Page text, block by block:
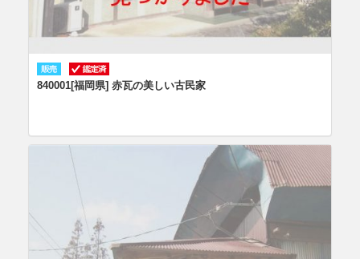
840001[福岡県] 赤瓦の美しい古民家